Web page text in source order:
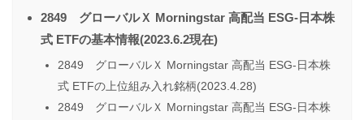
2849 グローバルＸ Morningstar 高配当 ESG-日本株
式 ETFの基本情報(2023.6.2現在)
2849 グローバルＸ Morningstar 高配当 ESG-日本株
式 ETFの上位組み入れ銘柄(2023.4.28)
2849 グローバルＸ Morningstar 高配当 ESG-日本株